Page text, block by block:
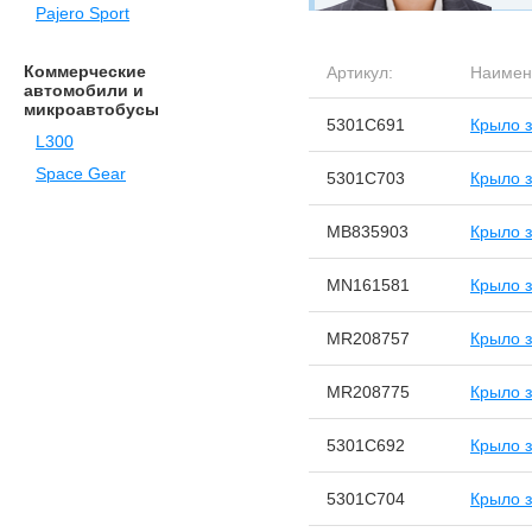
Pajero Sport
Коммерческие
автомобили и
микроавтобусы
L300
Space Gear
Артикул:
5301C691 Крыло
5301C703 Крыло
MB835903 Крыло
MN161581 Крыло
MR208757 Крыло
MR208775 Крыло
5301C692 Крыло
5301C704 Крыло